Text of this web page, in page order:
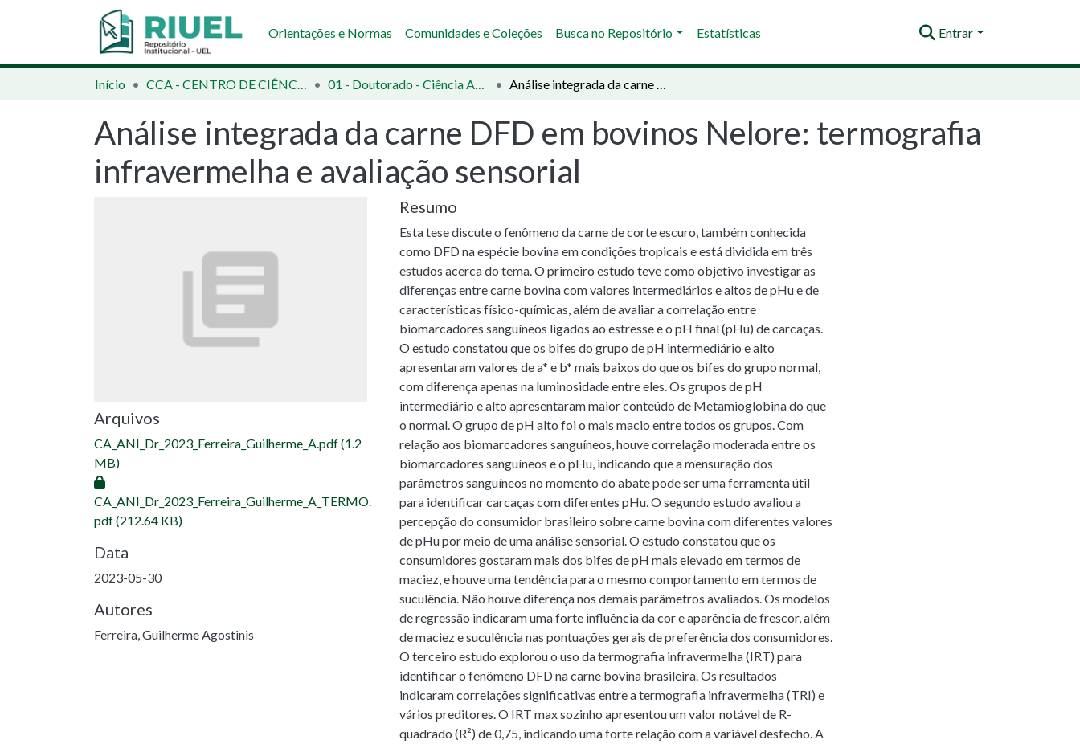
Orientações e Normas Comunidades e Coleções Busca no Repositório Estatísticas Entrar
Início CCA - CENTRO DE CIÊNCIAS AGRÁRIAS 01 - Doutorado - Ciência Animal Análise integrada da carne DFD em bovinos Nelore: termografia infravermelha e avaliação sensorial
Análise integrada da carne DFD em bovinos Nelore: termografia
infravermelha e avaliação sensorial
Arquivos
CA_ANI_Dr_2023_Ferreira_Guilherme_A.pdf(1.2
MB)
CA_ANI_Dr_2023_Ferreira_Guilherme_A_TERMO.
pdf(212.64 KB)
Data
2023-05-30
Autores
Ferreira, Guilherme Agostinis
Resumo
Esta tese discute o fenômeno da carne de corte escuro, também conhecida
como DFD na espécie bovina em condições tropicais e está dividida em três
estudos acerca do tema. O primeiro estudo teve como objetivo investigar as
diferenças entre carne bovina com valores intermediários e altos de pHu e de
características físico-químicas, além de avaliar a correlação entre
biomarcadores sanguíneos ligados ao estresse e o pH final (pHu) de carcaças.
O estudo constatou que os bifes do grupo de pH intermediário e alto
apresentaram valores de a* e b* mais baixos do que os bifes do grupo normal,
com diferença apenas na luminosidade entre eles. Os grupos de pH
intermediário e alto apresentaram maior conteúdo de Metamioglobina do que
o normal. O grupo de pH alto foi o mais macio entre todos os grupos. Com
relação aos biomarcadores sanguíneos, houve correlação moderada entre os
biomarcadores sanguíneos e o pHu, indicando que a mensuração dos
parâmetros sanguíneos no momento do abate pode ser uma ferramenta útil
para identificar carcaças com diferentes pHu. O segundo estudo avaliou a
percepção do consumidor brasileiro sobre carne bovina com diferentes valores
de pHu por meio de uma análise sensorial. O estudo constatou que os
consumidores gostaram mais dos bifes de pH mais elevado em termos de
maciez, e houve uma tendência para o mesmo comportamento em termos de
suculência. Não houve diferença nos demais parâmetros avaliados. Os modelos
de regressão indicaram uma forte influência da cor e aparência de frescor, além
de maciez e suculência nas pontuações gerais de preferência dos consumidores.
O terceiro estudo explorou o uso da termografia infravermelha (IRT) para
identificar o fenômeno DFD na carne bovina brasileira. Os resultados
indicaram correlações significativas entre a termografia infravermelha (TRI) e
vários preditores. O IRT max sozinho apresentou um valor notável de R-
quadrado (R²) de 0,75, indicando uma forte relação com a variável desfecho. A